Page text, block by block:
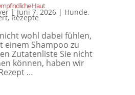
Haut
| Juni 7, 2026| Hunde,
, Rezepte
wohl dabei fühlen,
einem Shampoo zu
Zutatenliste Sie nicht
können, haben wir
…